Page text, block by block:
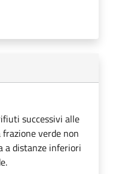
successivi alle
frazione verde non
a distanze inferiori